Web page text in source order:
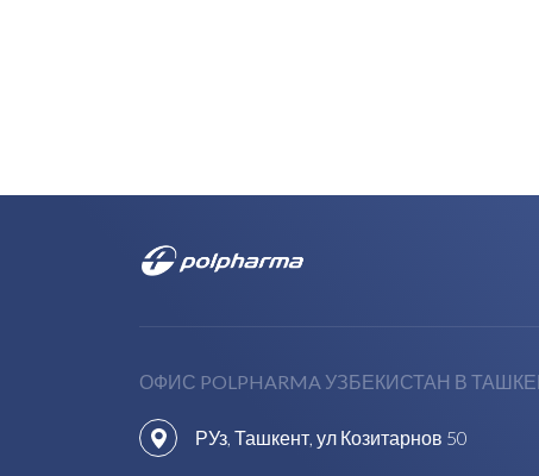
ОФИС POLPHARMA УЗБЕКИСТАН В
РУз, Ташкент, ул Козитарнов 50